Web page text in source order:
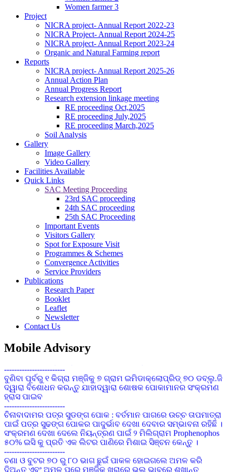
Women farmer 3
Project
NICRA project- Annual Report 2022-23
NICRA Project- Annual Report 2024-25
NICRA project- Annual Report 2023-24
Organic and Natural Farming report
Reports
NICRA project- Annual Report 2025-26
Annual Action Plan
Annual Progress Report
Research extension linkage meeting
RE proceeding Oct,2025
RE proceeding July,2025
RE proceeding March,2025
Soil Analysis
Gallery
Image Gallery
Video Gallery
Facilities Available
Quick Links
SAC Meeting Proceeding
23rd SAC proceeding
24th SAC proceeding
25th SAC Proceeding
Important Events
Visitors Gallery
Spot for Exposure Visit
Programmes & Schemes
Convergence Activities
Service Providers
Publications
Research Paper
Booklet
Leaflet
Newsletter
Contact Us
Mobile Advisory
କପାର ସଙ୍କର କିସମ ପାଇଁ ଜେଇ.କେ ଦୁର୍ଗା, ଅଟଳ,ଧାନୋ, ଗବର, ଶ୍ରୀ
ତୁଳସୀ, ଭାଗ୍ୟ, ଆକ୍କା, ଚନ୍ଦ୍ରମୁଖୀ ଉତ୍ତମ ଅଟେ
------------------------
ଗଜା ପୂର୍ବବର୍ତ୍ତୀ ଘାସମରା ଔଷଧ ପ୍ରୟୋଗ କରିନଥିଲେ ଧାନ ବୁଣିବାର 15
ରୁ 20 ଦିନରେ ଏକର ପ୍ରତି 120 ମି.ଲି ବିସ୍ପାଇରିବାକ୍ ସୋଡିୟମ୍
10%ଏସ.ସି 200 ଲି. ପାଣିରେ ସିଞ୍ଚନ୍ତୁ
------------------------
ଚାଷପାଇଁ ୫ କି.ଗ୍ରା. ପ୍ରତି ଏକର ବିହନ ଆବଶ୍ୟକ
ବୁଣିବା ପୂର୍ବରୁ ୧ କିଗ୍ରା ମଞ୍ଜିକୁ ୭ ଗ୍ରାମ ଇମିଡାକ୍ଲୋପ୍ରିଡ୍ ୭୦ ଡବ୍ଲୁ.ଜି
ଦ୍ୱାରା ବିଶୋଧନ କରନ୍ତୁ ଯାହାଦ୍ୱାରା ଶୋଷକ ପୋକାମାନର ସଂକ୍ରମଣ
ହ୍ରାସ ପାଇବ
------------------------
ଚିନାବାଦାମର ପତ୍ର ସୁଡଙ୍ଗ ପୋକ : ବର୍ତମାନ ପାଗରେ ଉଚ୍ଚ ତାପମାତ୍ରା
ପାଇଁ ପତ୍ର ସୁଢଙ୍ଗ ପୋକର ପାଦୁର୍ଭାବ ଦେଖା ଦେବାର ସମ୍ଭାବନା ରହିଛି ।
ସଂକ୍ରମଣ ଦେଖା ଦେଲେ ନିୟନ୍ତ୍ରଣ ପାଇଁ ୨ ମିଲିଗ୍ରାମ Prophenophos
୫୦% ଇସି କୁ ପ୍ରତି ଏକ ଲିଟର ପାଣିରେ ମିଶାଇ ସିଞ୍ଚନ କେନ୍ତୁ ।
------------------------
ଚଣା ଓ ବୁଟର ୭୦ ରୁ ୮୦ ଭାଗ ଛୁଇଁ ପାକଳ ହୋଇଗଲେ ଅମଳ କରି
ଦିଅନ୍ତୁ ଏବଂ ଅମଳ ପରେ ମଞ୍ଜିକୁ ଖରାରେ ଭଲ ଭାବରେ ଶୁଖାନ୍ତୁ
ଯେପରିକି ମଞ୍ଜିରେ 8 ରୁ 10 ଭାଗ ଜଳୀୟ ଅଂଶ ରହିବ